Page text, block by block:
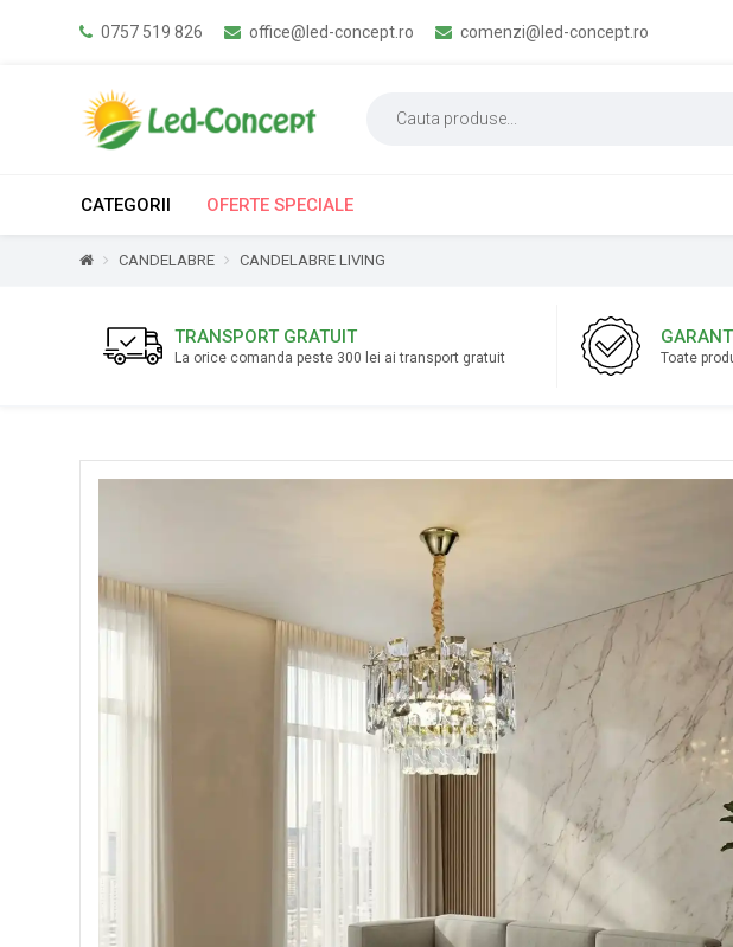
0757 519 826 office@led-concept.ro comenzi@led-concept.ro
CATEGORII OFERTE SPECIALE
CANDELABRE CANDELABRE LIVING
TRANSPORT GRATUIT
La orice comanda peste 300 lei ai transport gratuit Toate